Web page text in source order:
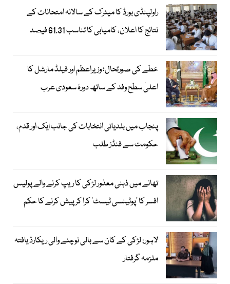
راولپنڈی بورڈ کا میٹرک کے سالانہ امتحانات کے
نتائج کا اعلان، کامیابی کا تناسب 61.31 فیصد
خطے کی صورتحال؛ وزیراعظم اور فیلڈ مارشل کا
اعلیٰ سطح وفد کے ساتھ دورۂ سعودی عرب
پنجاب میں بلدیاتی انتخابات کی جانب ایک اور قدم،
حکومت سے فنڈز طلب
تھانے میں ذہنی معذور لڑکی کا ریپ کرنے والے پولیس
افسر کا ’پوٹینسی ٹیسٹ‘ کرا کر پیش کرنے کا حکم
لاہور: لڑکی کے کان سے بالی نوچنے والی ریکارڈ یافتہ
ملزمہ گرفتار